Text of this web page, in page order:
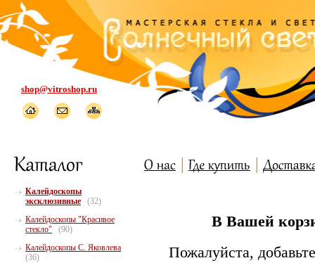
shop@vitroshop.ru
В Вашей
Пожалуйста,
Калейдоскопы
эксклюзивные
(32)
Калейдоскопы "Красивое
стекло"
(90)
Калейдоскопы С. Яковлева
(36)